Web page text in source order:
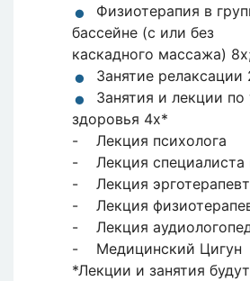
Физиотерапия в
бассейне (с или без
каскадного массажа)
Занятие релаксации
Занятия и лекции
здоровья 4х*
- Лекция психолога
- Лекция специалиста
- Лекция
- Лекция
- Лекция
- Медицинский Цигун
*Лекции и занятия